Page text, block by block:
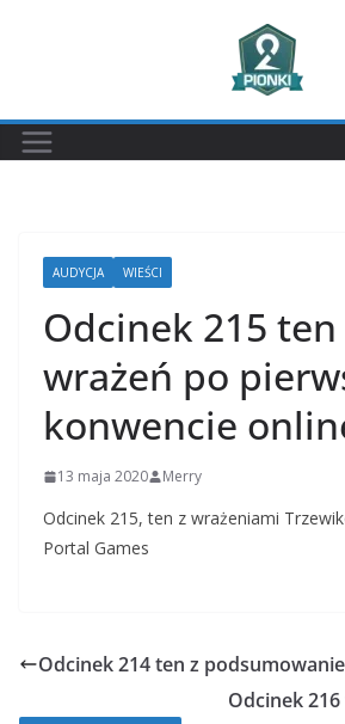
AUDYCJA WIEŚCI
Odcinek 215 ten
wrażeń po
konwencie
13 maja 2020 Merry
Odcinek 215, ten z wrażeniami
Portal Games
Odcinek 214 ten z
Odcinek 216